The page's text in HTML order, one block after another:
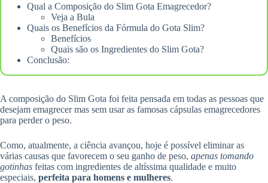
Qual a Composição do Slim Gota Emagrecedor?
Veja a Bula
Quais os Benefícios da Fórmula do Gota Slim?
Benefícios
Quais são os Ingredientes do Slim Gota?
Conclusão:
A composição do Slim Gota foi feita pensada em todas as pessoas que
desejam emagrecer mas sem usar as famosas cápsulas emagrecedores
para perder o peso.
Como, atualmente, a ciência avançou, hoje é possível eliminar as
várias causas que favorecem o seu ganho de peso, apenas tomando
gotinhas feitas com ingredientes de altíssima qualidade e muito
especiais, perfeita para homens e mulheres.